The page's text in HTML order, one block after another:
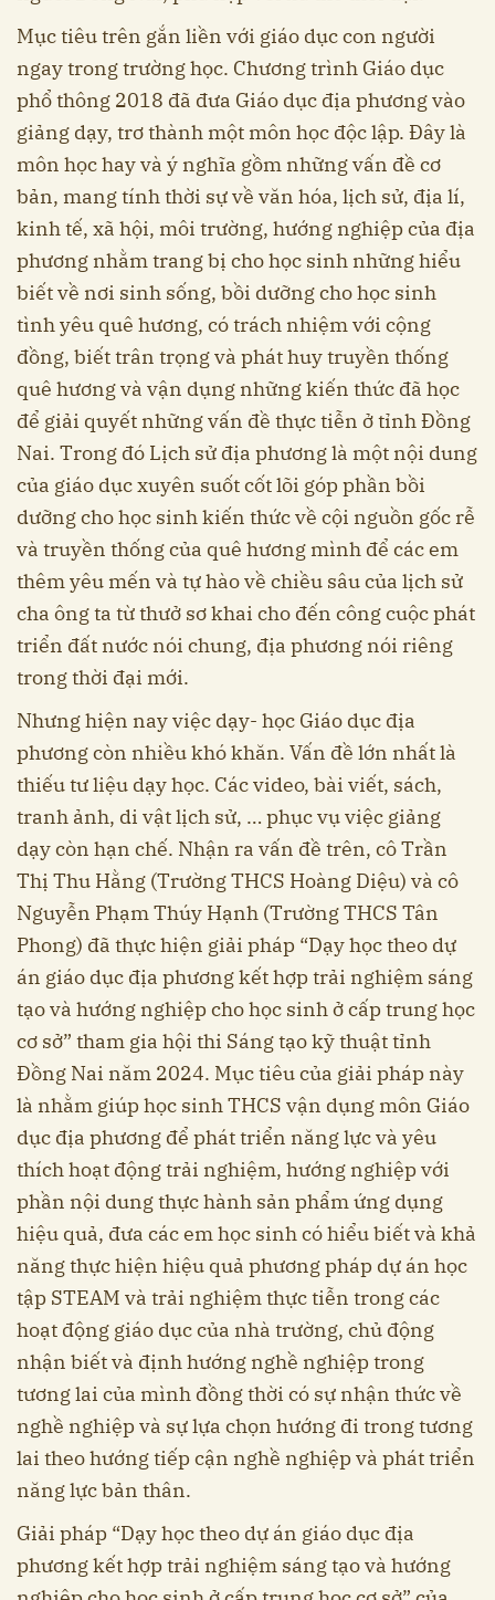
Mục tiêu trên gắn liền với giáo dục con người
ngay trong trường học. Chương trình Giáo dục
phổ thông 2018 đã đưa Giáo dục địa phương vào
giảng dạy, trơ thành một môn học độc lập. Đây là
môn học hay và ý nghĩa gồm những vấn đề cơ
bản, mang tính thời sự về văn hóa, lịch sử, địa lí,
kinh tế, xã hội, môi trường, hướng nghiệp của địa
phương nhằm trang bị cho học sinh những hiểu
biết về nơi sinh sống, bồi dưỡng cho học sinh
tình yêu quê hương, có trách nhiệm với cộng
đồng, biết trân trọng và phát huy truyền thống
quê hương và vận dụng những kiến thức đã học
để giải quyết những vấn đề thực tiễn ở tỉnh Đồng
Nai. Trong đó Lịch sử địa phương là một nội dung
của giáo dục xuyên suốt cốt lõi góp phần bồi
dưỡng cho học sinh kiến thức về cội nguồn gốc rễ
và truyền thống của quê hương mình để các em
thêm yêu mến và tự hào về chiều sâu của lịch sử
cha ông ta từ thưở sơ khai cho đến công cuộc phát
triển đất nước nói chung, địa phương nói riêng
trong thời đại mới.
Nhưng hiện nay việc dạy- học Giáo dục địa
phương còn nhiều khó khăn. Vấn đề lớn nhất là
thiếu tư liệu dạy học. Các video, bài viết, sách,
tranh ảnh, di vật lịch sử, … phục vụ việc giảng
dạy còn hạn chế. Nhận ra vấn đề trên, cô Trần
Thị Thu Hằng (Trường THCS Hoàng Diệu) và cô
Nguyễn Phạm Thúy Hạnh (Trường THCS Tân
Phong) đã thực hiện giải pháp “Dạy học theo dự
án giáo dục địa phương kết hợp trải nghiệm sáng
tạo và hướng nghiệp cho học sinh ở cấp trung học
cơ sở” tham gia hội thi Sáng tạo kỹ thuật tỉnh
Đồng Nai năm 2024. Mục tiêu của giải pháp này
là nhằm giúp học sinh THCS vận dụng môn Giáo
dục địa phương để phát triển năng lực và yêu
thích hoạt động trải nghiệm, hướng nghiệp với
phần nội dung thực hành sản phẩm ứng dụng
hiệu quả, đưa các em học sinh có hiểu biết và khả
năng thực hiện hiệu quả phương pháp dự án học
tập STEAM và trải nghiệm thực tiễn trong các
hoạt động giáo dục của nhà trường, chủ động
nhận biết và định hướng nghề nghiệp trong
tương lai của mình đồng thời có sự nhận thức về
nghề nghiệp và sự lựa chọn hướng đi trong tương
lai theo hướng tiếp cận nghề nghiệp và phát triển
năng lực bản thân.
Giải pháp “Dạy học theo dự án giáo dục địa
phương kết hợp trải nghiệm sáng tạo và hướng